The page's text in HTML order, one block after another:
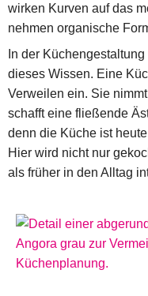
wirken Kurven auf das
nehmen organische
In der
dieses Wissen. Eine
Verweilen ein. Sie
schafft eine fließende
denn die Küche ist
Hier wird nicht nur
als früher in den Alltag